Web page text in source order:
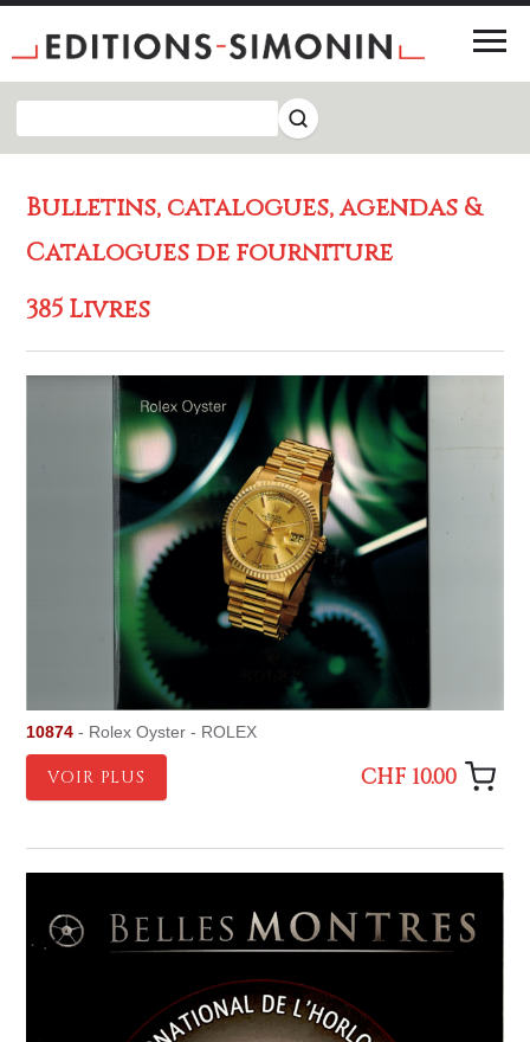
Bulletins, catalogues, agendas &
Catalogues de fourniture
385 Livres
10874 - Rolex Oyster - ROLEX
VOIR PLUS CHF 10.00